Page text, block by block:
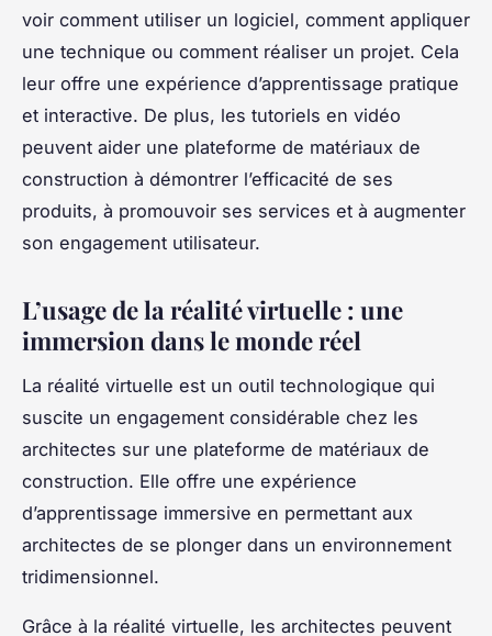
voir comment utiliser un logiciel, comment appliquer
une technique ou comment réaliser un projet. Cela
leur offre une expérience d’apprentissage pratique
et interactive. De plus, les tutoriels en vidéo
peuvent aider une plateforme de matériaux de
construction à démontrer l’efficacité de ses
produits, à promouvoir ses services et à augmenter
son engagement utilisateur.
L’usage de la réalité virtuelle : une
immersion dans le monde réel
La réalité virtuelle est un outil technologique qui
suscite un engagement considérable chez les
architectes sur une plateforme de matériaux de
construction. Elle offre une expérience
d’apprentissage immersive en permettant aux
architectes de se plonger dans un environnement
tridimensionnel.
Grâce à la réalité virtuelle, les architectes peuvent